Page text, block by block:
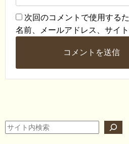
次回のコメントで使用する
名前、メールアドレス、サイト
検索